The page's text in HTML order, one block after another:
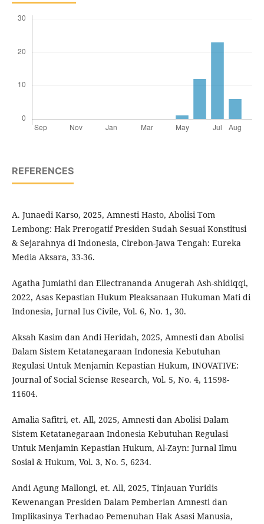
REFERENCES
A. Junaedi Karso, 2025, Amnesti Hasto, Abolisi Tom
Lembong: Hak Prerogatif Presiden Sudah Sesuai Konstitusi
& Sejarahnya di Indonesia, Cirebon-Jawa Tengah: Eureka
Media Aksara, 33-36.
Agatha Jumiathi dan Ellectrananda Anugerah Ash-shidiqqi,
2022, Asas Kepastian Hukum Pleaksanaan Hukuman Mati di
Indonesia, Jurnal Ius Civile, Vol. 6, No. 1, 30.
Aksah Kasim dan Andi Heridah, 2025, Amnesti dan Abolisi
Dalam Sistem Ketatanegaraan Indonesia Kebutuhan
Regulasi Untuk Menjamin Kepastian Hukum, INOVATIVE:
Journal of Social Sciense Research, Vol. 5, No. 4, 11598-
11604.
Amalia Safitri, et. All, 2025, Amnesti dan Abolisi Dalam
Sistem Ketatanegaraan Indonesia Kebutuhan Regulasi
Untuk Menjamin Kepastian Hukum, Al-Zayn: Jurnal Ilmu
Sosial & Hukum, Vol. 3, No. 5, 6234.
Andi Agung Mallongi, et. All, 2025, Tinjauan Yuridis
Kewenangan Presiden Dalam Pemberian Amnesti dan
Implikasinya Terhadao Pemenuhan Hak Asasi Manusia,